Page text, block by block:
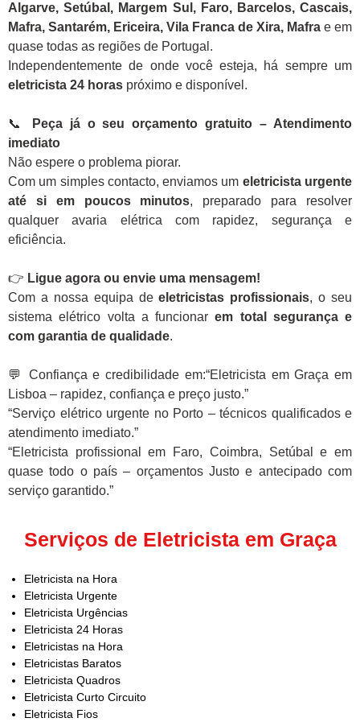
Algarve, Setúbal, Margem Sul, Faro, Barcelos, Cascais,
Mafra, Santarém, Ericeira, Vila Franca de Xira, Mafra e em
quase todas as regiões de Portugal.
Independentemente de onde você esteja, há sempre um
eletricista 24 horas próximo e disponível.
📞
Peça já o seu orçamento gratuito – Atendimento
imediato
Não espere o problema piorar.
Com um simples contacto, enviamos um eletricista urgente
até si em poucos minutos, preparado para resolver
qualquer avaria elétrica com rapidez, segurança e
eficiência.
👉 Ligue agora ou envie uma mensagem!
Com a nossa equipa deeletricistas profissionais, o seu
sistema elétrico volta a funcionarem total segurança e
com garantia de qualidade.
💬 Confiança e credibilidade em:“Eletricista em Graça em
Lisboa – rapidez, confiança e preço justo.”
“Serviço elétrico urgente no Porto – técnicos qualificados e
atendimento imediato.”
“Eletricista profissional em Faro, Coimbra, Setúbal e em
quase todo o país – orçamentos Justo e antecipado com
serviço garantido.”
Serviços de Eletricista em Graça
Eletricista na Hora
Eletricista Urgente
Eletricista Urgências
Eletricista 24 Horas
Eletricistas na Hora
Eletricistas Baratos
Eletricista Quadros
Eletricista Curto Circuito
Eletricista Fios